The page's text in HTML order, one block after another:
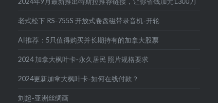
老式松下 RS-755S 开放式卷盘磁带录音机-开轮
AI推荐：5只值得购买并长期持有的加拿大股票
2024 加拿大枫叶卡-永久居民 照片规格要求
2024更新加拿大枫叶卡-如何在线付款？
刘起-亚洲丝绸画